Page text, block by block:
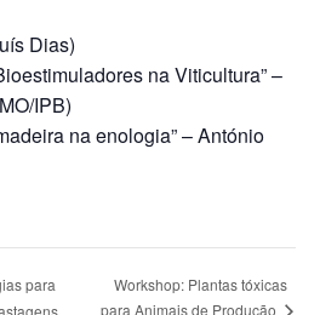
Dias)
na Viticultura” –
IPB)
na enologia” – António
para
Workshop: Plantas tóxicas
para Animais de Produção